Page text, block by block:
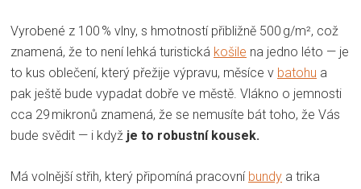
Vyrobené z 100 % vlny, s hmotností přibližně 500 g/m², což
znamená, že to není lehká turistická košile na jedno léto — je
to kus oblečení, který přežije výpravu, měsíce v batohu a
pak ještě bude vypadat dobře ve městě. Vlákno o jemnosti
cca 29 mikronů znamená, že se nemusíte bát toho, že Vás
bude svědit — i když je to robustní kousek.
Má volnější střih, který připomíná pracovní bundy a trika